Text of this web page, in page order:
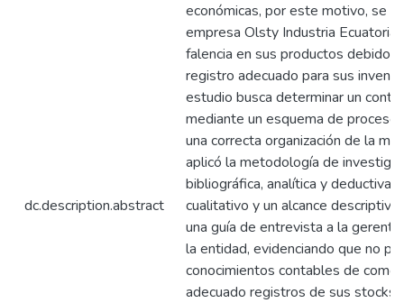
dc.description.abstract
económicas, por este motivo, se
empresa Olsty Industria
falencia en sus productos debido
registro adecuado para sus
estudio busca determinar un
mediante un esquema de
una correcta organización de la
aplicó la metodología de
bibliográfica, analítica y deductiva,
cualitativo y un alcance
una guía de entrevista a la
la entidad, evidenciando que no
conocimientos contables de como
adecuado registros de sus stocks,